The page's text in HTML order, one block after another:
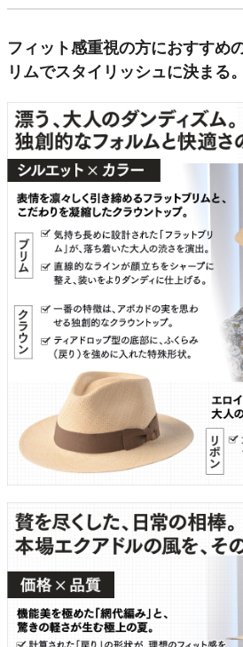
フィット感重視の方におすすめ
リムでスタイリッシュに決まる。